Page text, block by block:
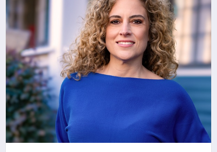
TEKNOLOJI